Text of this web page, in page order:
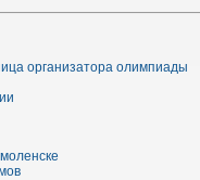
организатора олимпиады